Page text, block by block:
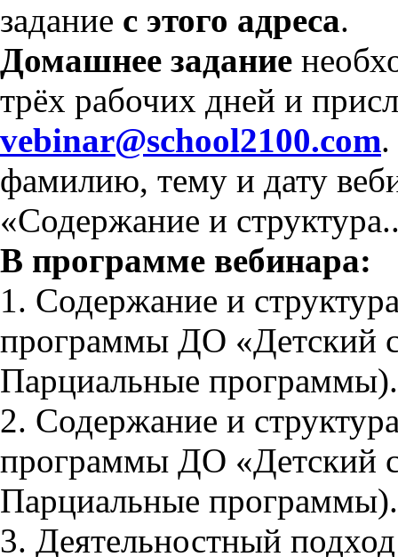
задание с этого адреса.
Домашнее задание
трёх рабочих дней и
vebinar@school2100.com
фамилию, тему и дату
«Содержание и
В программе вебинара:
1. Содержание и
программы ДО «Детский
Парциальные программы).
2. Содержание и
программы ДО «Детский
Парциальные программы).
3. Деятельностный